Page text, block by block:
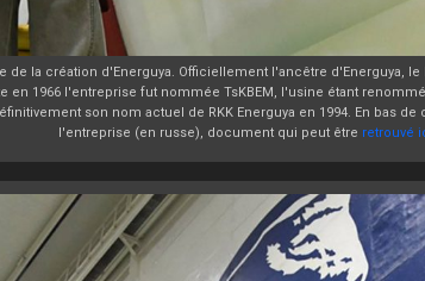
la création d'Energuya. Officiellement l'ancêtre d'Energuya, le
en 1966 l'entreprise fut nommée TsKBEM, l'usine étant
son nom actuel de RKK Energuya en 1994. En bas
l'entreprise (en russe), document qui peut être retrouvé